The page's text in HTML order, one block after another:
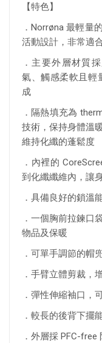
【特色】
．Norrøna 最輕量
活動設計，非常適
．主要外層材質
氣、觸感柔軟且輕
成
．隔熱填充為
技術，保持身體溫
維持化纖的蓬鬆度
．內裡的
到化纖纖維內，讓
．具備良好的鎖溫
．一個胸前拉鍊口
物品及保暖
．可單手調節的帽
．手臂立體剪裁，
．彈性伸縮袖口，
．較長的後背下擺
．外層採 PFC-